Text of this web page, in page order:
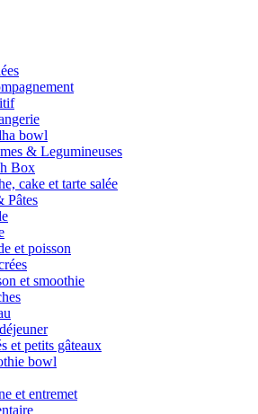
bowl
& Legumineuses
Box
cake et tarte salée
Pâtes
et poisson
et smoothie
et petits gâteaux
bowl
et entremet